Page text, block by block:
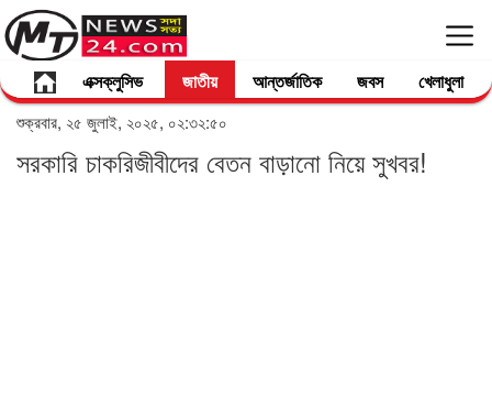
এক্সক্লুসিভ জাতীয় আন্তর্জাতিক জবস খেলাধুলা
শুক্রবার, ২৫ জুলাই, ২০২৫, ০২:৩২:৫০
সরকারি চাকরিজীবীদের বেতন বাড়ানো নিয়ে সুখবর!